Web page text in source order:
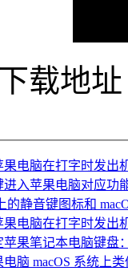
载地址
果电脑在打字时发出
进入苹果电脑对应功
的静音键图标和
果电脑在打字时发出
果笔记本电脑键盘
脑 macOS 系统上